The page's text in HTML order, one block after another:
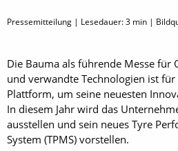
Pressemitteilung | Lesedauer:3 min |
Die Bauma als führende Messe für
und verwandte Technologien ist
Plattform, um seine neuesten
In diesem Jahr wird das
ausstellen und sein neues Tyre
System (TPMS) vorstellen.